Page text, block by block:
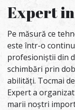
Expert
Pe măsură ce
este într-o
profesioniștii din
schimbări prin
abilități. Tocmai
Expert a
marii noștri